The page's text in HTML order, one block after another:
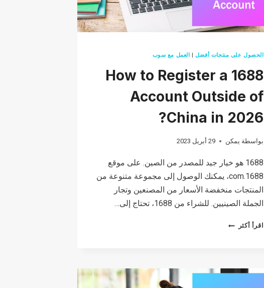
الحصول على منتجات أفضل| العمل مع سوب
How to Register a 1688
Account Outside of
China in 2026?
بواسطة يمكن 29 أبريل 2023
1688 هو خيار جيد للمصدر من الصين. على موقع
1688.com، يمكنك الوصول إلى مجموعة متنوعة من
المنتجات منخفضة الأسعار من المصنعين وتجار
الجملة الصينيين. للشراء من 1688، تحتاج إلى…
اقرأ أكثر
HOW